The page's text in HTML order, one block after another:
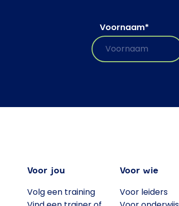
Voornaam*
Voor jou
Volg een training
Voor wie
Voor leiders